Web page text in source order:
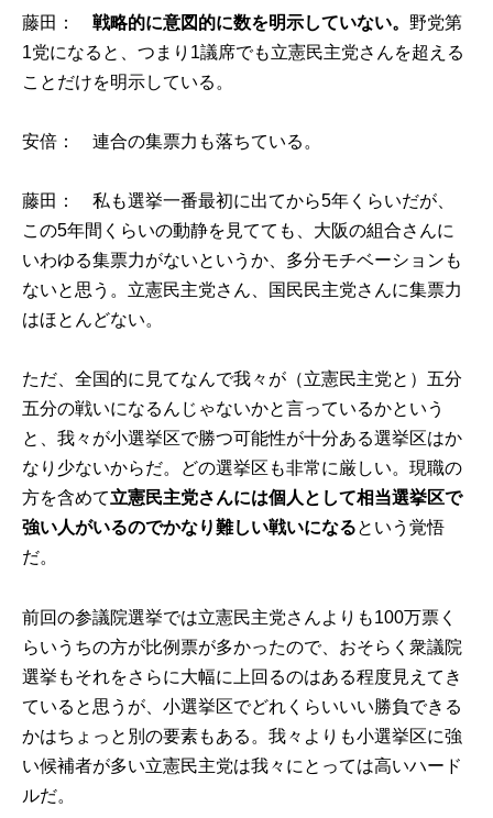
藤田： 戦略的に意図的に数を明示していない。 野党第
1党になると、つまり1議席でも立憲民主党さんを超える
ことだけを明示している。
安倍： 連合の集票力も落ちている。
藤田： 私も選挙一番最初に出てから5年くらいだが、
この5年間くらいの動静を見てても、大阪の組合さんに
いわゆる集票力がないというか、多分モチベーションも
ないと思う。立憲民主党さん、国民民主党さんに集票力
はほとんどない。
ただ、全国的に見てなんで我々が（立憲民主党と）五分
五分の戦いになるんじゃないかと言っているかという
と、我々が小選挙区で勝つ可能性が十分ある選挙区はか
なり少ないからだ。どの選挙区も非常に厳しい。現職の
方を含めて立憲民主党さんには個人として相当選挙区で
強い人がいるのでかなり難しい戦いになるという覚悟
だ。
前回の参議院選挙では立憲民主党さんよりも100万票く
らいうちの方が比例票が多かったので、おそらく衆議院
選挙もそれをさらに大幅に上回るのはある程度見えてき
ていると思うが、小選挙区でどれくらいいい勝負できる
かはちょっと別の要素もある。我々よりも小選挙区に強
い候補者が多い立憲民主党は我々にとっては高いハード
ルだ。